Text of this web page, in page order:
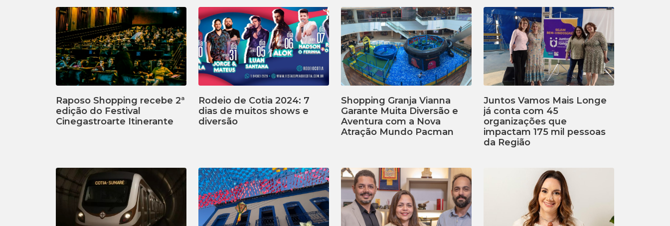
Raposo Shopping recebe 2ª
edição do Festival
Cinegastroarte Itinerante
Rodeio de Cotia 2024: 7
dias de muitos shows e
diversão
Shopping Granja Vianna
Garante Muita Diversão e
Aventura com a Nova
Atração Mundo Pacman
Juntos Vamos Mais Longe
já conta com 45
organizações que
impactam 175 mil pessoas
da Região